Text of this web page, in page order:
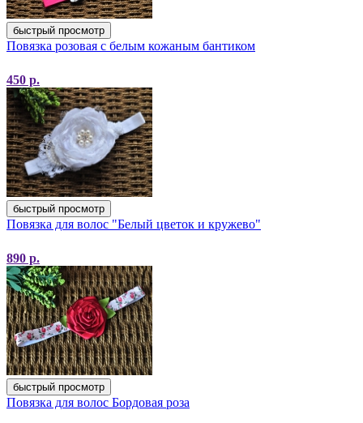
быстрый просмотр
Повязка розовая с белым кожаным бантиком
450 р.
быстрый просмотр
Повязка для волос "Белый цветок и кружево"
890 р.
быстрый просмотр
Повязка для волос Бордовая роза